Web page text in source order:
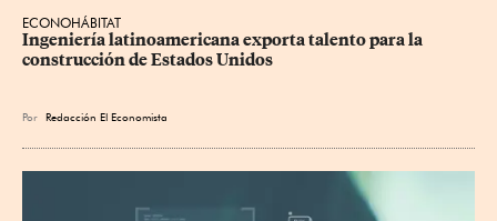
ECONOHÁBITAT
Ingeniería latinoamericana exporta talento para la
construcción de Estados Unidos
Por Redacción El Economista